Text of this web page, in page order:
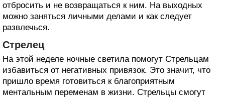
отбросить и не возвращаться к ним. На выходных
можно заняться личными делами и как следует
развлечься.
Стрелец
На этой неделе ночные светила помогут Стрельцам
избавиться от негативных привязок. Это значит, что
пришло время готовиться к благоприятным
ментальным переменам в жизни. Стрельцы смогут